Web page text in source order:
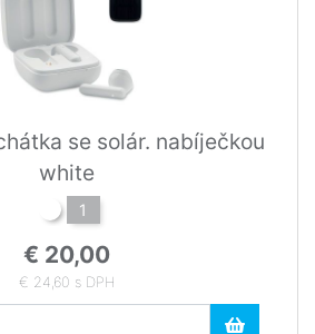
se solár. nabíječkou
white
1
€ 20,00
€ 24,60 s DPH